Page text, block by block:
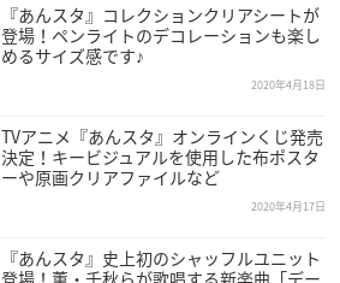
『あんスタ』コレクションクリアシートが
登場！ペンライトのデコレーションも楽し
めるサイズ感です♪
2020年4月18日
TVアニメ『あんスタ』オンラインくじ発売
決定！キービジュアルを使用した布ポスタ
ーや原画クリアファイルなど
2020年4月17日
『あんスタ』史上初のシャッフルユニット
登場！薫・千秋らが歌唱する新楽曲「デー